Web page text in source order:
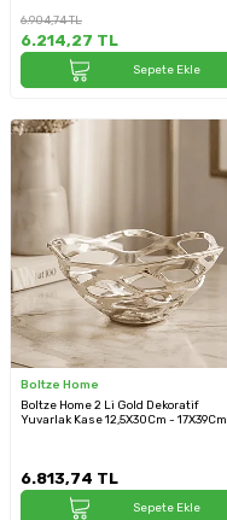
6.904,74TL
6.214,27 TL
Sepete Ekle
Boltze Home
Boltze Home 2 Li Gold Dekoratif
Yuvarlak Kase 12,5X30Cm - 17X39Cm
6.813,74 TL
Sepete Ekle